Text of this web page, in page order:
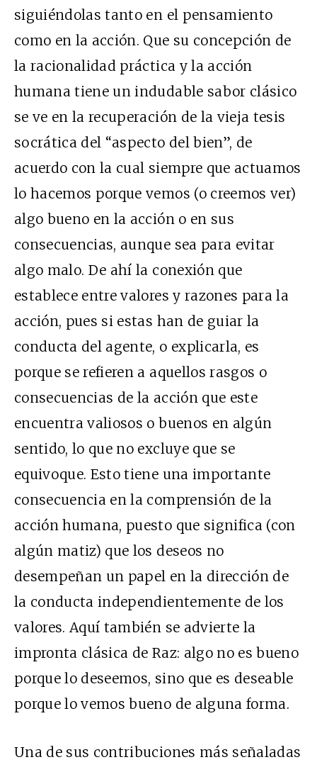
siguiéndolas tanto en el pensamiento
como en la acción. Que su concepción de
la racionalidad práctica y la acción
humana tiene un indudable sabor clásico
se ve en la recuperación de la vieja tesis
socrática del “aspecto del bien”, de
acuerdo con la cual siempre que actuamos
lo hacemos porque vemos (o creemos ver)
algo bueno en la acción o en sus
consecuencias, aunque sea para evitar
algo malo. De ahí la conexión que
establece entre valores y razones para la
acción, pues si estas han de guiar la
conducta del agente, o explicarla, es
porque se refieren a aquellos rasgos o
consecuencias de la acción que este
encuentra valiosos o buenos en algún
sentido, lo que no excluye que se
equivoque. Esto tiene una importante
consecuencia en la comprensión de la
acción humana, puesto que significa (con
algún matiz) que los deseos no
desempeñan un papel en la dirección de
la conducta independientemente de los
valores. Aquí también se advierte la
impronta clásica de Raz: algo no es bueno
porque lo deseemos, sino que es deseable
porque lo vemos bueno de alguna forma.
Una de sus contribuciones más señaladas